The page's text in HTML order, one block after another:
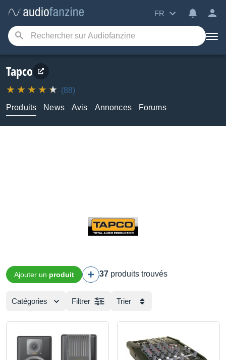
FR
Tapco
(88)
Produits
News Avis Annonces Forums
Ajouter un produit 37 produits trouvés
Catégories Filtrer Trier